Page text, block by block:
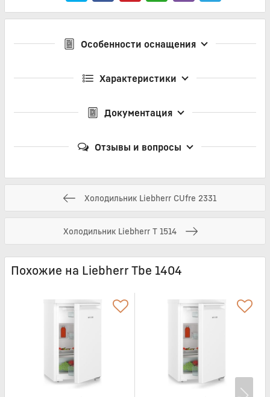
Особенности оснащения
Характеристики
Документация
Отзывы и вопросы
Холодильник Liebherr CUfre 2331
Холодильник Liebherr T 1514
Похожие на Liebherr Tbe 1404